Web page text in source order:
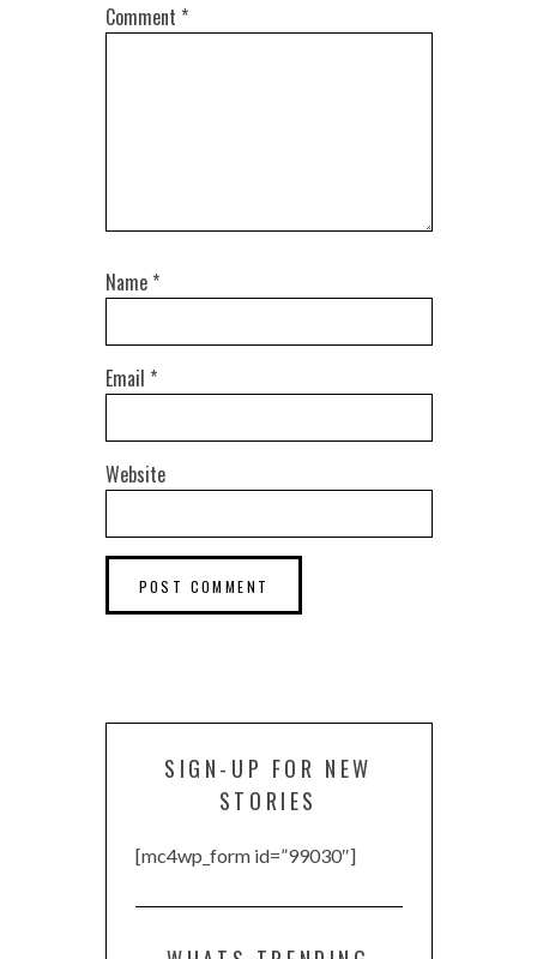
Comment *
Name *
Email *
Website
SIGN-UP FOR NEW
STORIES
[mc4wp_form id=”99030″]